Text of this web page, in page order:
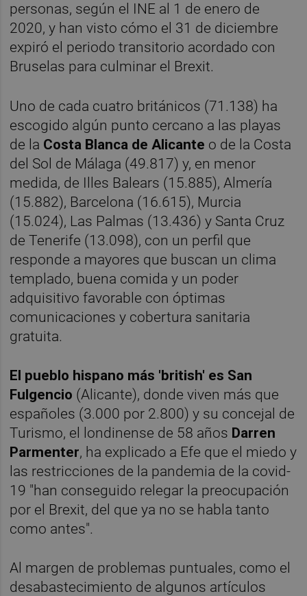
personas, según el INE al 1 de enero de
2020, y han visto cómo el 31 de diciembre
expiró el periodo transitorio acordado con
Bruselas para culminar el Brexit.
Uno de cada cuatro británicos (71.138) ha
escogido algún punto cercano a las playas
de la Costa Blanca de Alicante o de la Costa
del Sol de Málaga (49.817) y, en menor
medida, de Illes Balears (15.885), Almería
(15.882), Barcelona (16.615), Murcia
(15.024), Las Palmas (13.436) y Santa Cruz
de Tenerife (13.098), con un perfil que
responde a mayores que buscan un clima
templado, buena comida y un poder
adquisitivo favorable con óptimas
comunicaciones y cobertura sanitaria
gratuita.
El pueblo hispano más 'british' es San
Fulgencio (Alicante), donde viven más que
españoles (3.000 por 2.800) y su concejal de
Turismo, el londinense de 58 años Darren
Parmenter, ha explicado a Efe que el miedo y
las restricciones de la pandemia de la covid-
19 "han conseguido relegar la preocupación
por el Brexit, del que ya no se habla tanto
como antes".
Al margen de problemas puntuales, como el
desabastecimiento de algunos artículos